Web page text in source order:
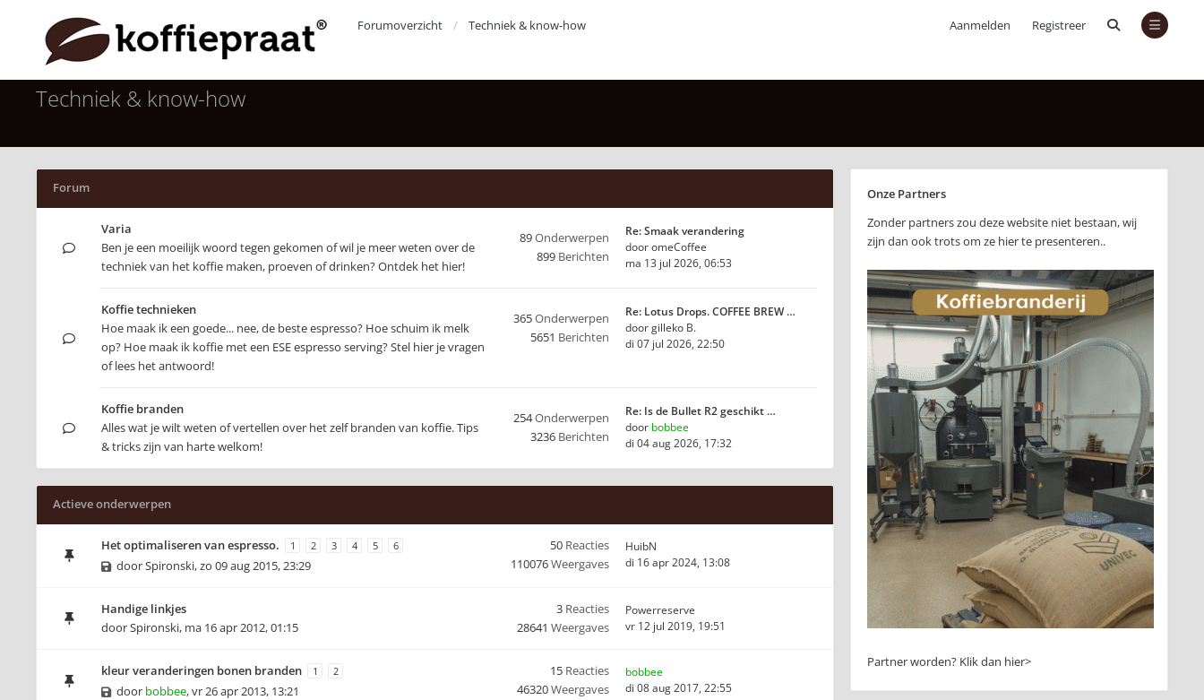
Aanmelden Registreer
Forumoverzicht Techniek & know-how
Techniek & know-how
Forum
Varia
Ben je een moeilijk woord tegen gekomen of wil je meer weten over de
techniek van het koffie maken, proeven of drinken? Ontdek het hier!
89Onderwerpen
899 Berichten
Re: Smaak verandering
dooromeCoffee
ma 13 jul 2026, 06:53
Koffie technieken
Hoe maak ik een goede... nee, de beste espresso? Hoe schuim ik melk
op? Hoe maak ik koffie met een ESE espresso serving? Stel hier je vragen
of lees het antwoord!
365Onderwerpen
5651 Berichten
Re: Lotus Drops. COFFEE BREW …
doorgilleko B.
di 07 jul 2026, 22:50
Koffie branden
Alles wat je wilt weten of vertellen over het zelf branden van koffie. Tips
& tricks zijn van harte welkom!
254Onderwerpen
3236 Berichten
Re: Is de Bullet R2 geschikt …
door bobbee
di 04 aug 2026, 17:32
Actieve onderwerpen
Het optimaliseren van espresso. 1 2 3 4 5 6
doorSpironski,zo 09 aug 2015, 23:29
50 Reacties
110076Weergaves
HuibN
di 16 apr 2024, 13:08
Handige linkjes
doorSpironski, ma 16 apr 2012, 01:15
3 Reacties
28641 Weergaves
Powerreserve
vr 12 jul 2019, 19:51
kleur veranderingen bonen branden 1 2
door bobbee,vr 26 apr 2013, 13:21
15 Reacties
46320Weergaves
bobbee
di 08 aug 2017, 22:55
Onze Partners
Zonder partners zou deze website niet bestaan, wij
zijn dan ook trots om ze hier te presenteren..
Partner worden? Klik dan hier>